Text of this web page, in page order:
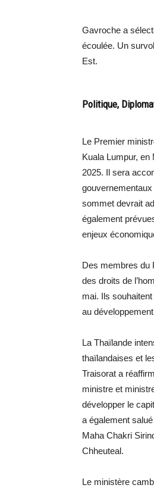
Gavroche a
écoulée. Un
Est.
Politique,
Le Premier
Kuala Lumpur, en
2025. Il sera
sommet devrait
également
enjeux
Des membres du
des droits de
mai. Ils
au
La Thaïlande
thaïlandaises et
Traisorat a
ministre et
développer le
a également
Maha Chakri
Chheuteal.
Le ministère